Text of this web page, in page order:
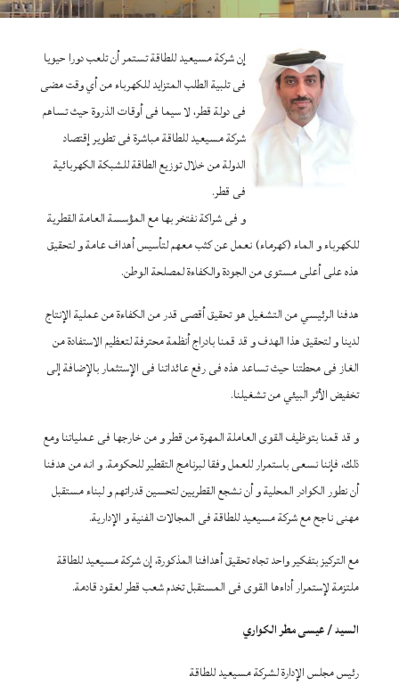
إن شركة مسيعيد للطاقة تستمر أن تلعب دورا حيويا
فى تلبية الطلب المتزايد للكهرباء من أي وقت مضى
فى دولة قطر، لا سيما فى أوقات الذروة حيث تساهم
شركة مسيعيد للطاقة مباشرة فى تطوير إقتصاد
الدولة من خلال توزيع الطاقة للشبكة الكهربائية
فى قطر.
و فى شراكة نفتخر بها مع المؤسسة العامة القطرية
للكهرباء و الماء (كهرماء) نعمل عن كثب معهم لتأسيس أهداف عامة و لتحقيق
هذه على أعلى مستوى من الجودة والكفاءة لمصلحة الوطن.
هدفنا الرئيسي من التشغيل هو تحقيق أقصى قدر من الكفاءة من عملية الإنتاج
لدينا و لتحقيق هذا الهدف و قد قمنا بادراج أنظمة محترفة لتعظيم الاستفادة من
الغاز فى محطتنا حيث تساعد هذه فى رفع عائداتنا فى الإستثمار بالإضافة إلى
تخفيض الأثر البيئي من تشغيلنا.
و قد قمنا بتوظيف القوى العاملة المهرة من قطر و من خارجها فى عملياتنا ومع
ذلك، فإننا نسعى باستمرار للعمل وفقا لبرنامج التقطير للحكومة. و انه من هدفنا
أن نطور الكوادر المحلية و أن نشجع القطريين لتحسين قدراتهم و لبناء مستقبل
مهنى ناجح مع شركة مسيعيد للطاقة فى المجالات الفنية و الإدارية.
مع التركيز بتفكير واحد تجاه تحقيق أهدافنا المذكورة، إن شركة مسيعيد للطاقة
ملتزمة لإستمرار أداءها القوى فى المستقبل تخدم شعب قطر لعقود قادمة.
السيد / عيسى مطر الكواري
رئيس مجلس الإدارة لشركة مسيعيد للطاقة